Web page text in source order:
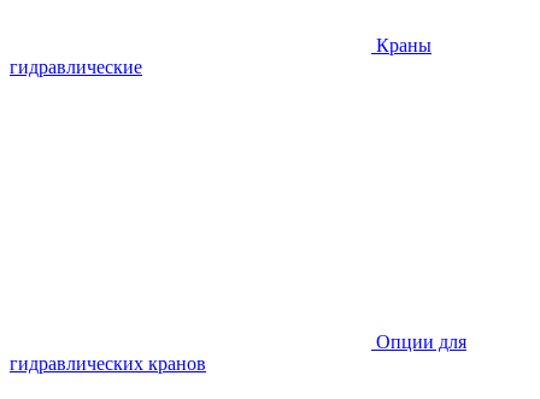
Краны
гидравлические
Опции для
гидравлических кранов